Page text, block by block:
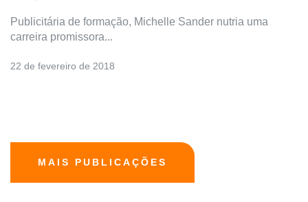
Publicitária de formação, Michelle Sander nutria uma
carreira promissora...
22 de fevereiro de 2018
MAIS PUBLICAÇÕES